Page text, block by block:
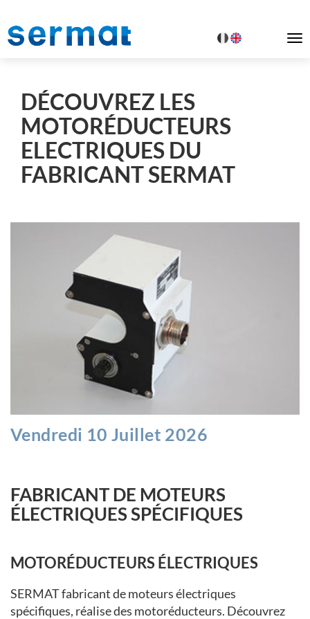
DÉCOUVREZ LES
MOTORÉDUCTEURS
ELECTRIQUES DU
FABRICANT SERMAT
Vendredi 10 Juillet 2026
FABRICANT DE MOTEURS
ÉLECTRIQUES SPÉCIFIQUES
MOTORÉDUCTEURS ÉLECTRIQUES
SERMAT fabricant de moteurs électriques
spécifiques, réalise des motoréducteurs. Découvrez